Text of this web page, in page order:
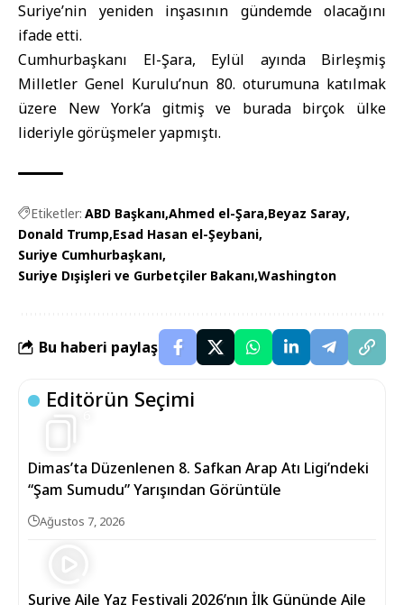
Suriye’nin yeniden inşasının gündemde olacağını
ifade etti.
Cumhurbaşkanı El-Şara, Eylül ayında Birleşmiş
Milletler Genel Kurulu’nun 80. oturumuna katılmak
üzere New York’a gitmiş ve burada birçok ülke
lideriyle görüşmeler yapmıştı.
Etiketler: ABD Başkanı Ahmed el-Şara Beyaz Saray
Donald Trump Esad Hasan el-Şeybani
Suriye Cumhurbaşkanı
Suriye Dışişleri ve Gurbetçiler Bakanı Washington
Bu haberi paylaş
Editörün Seçimi
Dimas’ta Düzenlenen 8. Safkan Arap Atı Ligi’ndeki
“Şam Sumudu” Yarışından Görüntüle
Ağustos 7, 2026
Suriye Aile Yaz Festivali 2026’nın İlk Gününde Aile